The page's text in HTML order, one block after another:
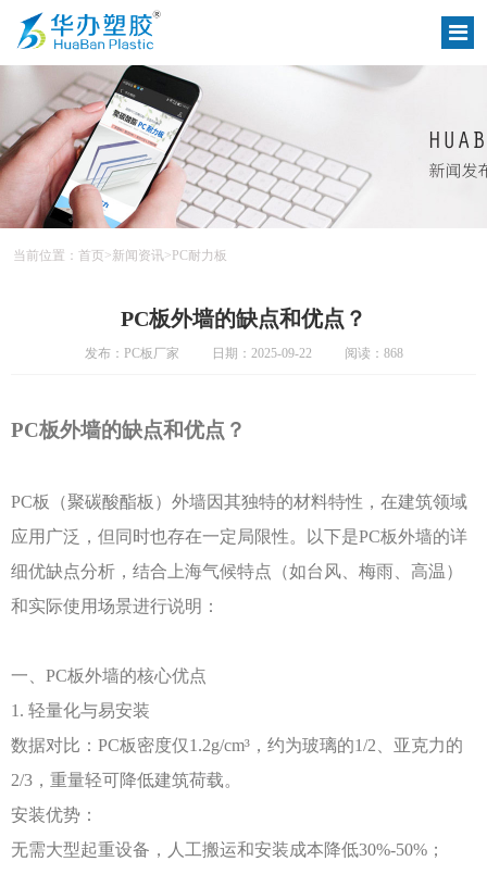
当前位置： 首页>新闻资讯> PC耐力板
PC板外墙的缺点和优点？
发布：PC板厂家 日期：2025-09-22 阅读：868
PC板外墙的缺点和优点？
PC板（聚碳酸酯板）外墙因其独特的材料特性，在建筑领域
应用广泛，但同时也存在一定局限性。以下是PC板外墙的详
细优缺点分析，结合上海气候特点（如台风、梅雨、高温）
和实际使用场景进行说明：
一、 PC板外墙的核心优点
1. 轻量化与易安装
数据对比： PC板密度仅1.2g/cm³，约为玻璃的1/2、亚克力的
2/3，重量轻可降低建筑荷载。
安装优势：
无需大型起重设备，人工搬运和安装成本降低30%-50%；